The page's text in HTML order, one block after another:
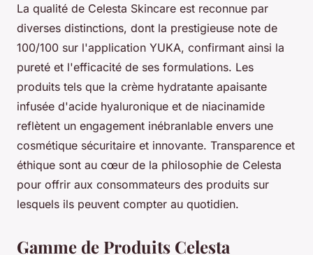
La qualité de Celesta Skincare est reconnue par
diverses distinctions, dont la prestigieuse note de
100/100 sur l'application YUKA, confirmant ainsi la
pureté et l'efficacité de ses formulations. Les
produits tels que la crème hydratante apaisante
infusée d'acide hyaluronique et de niacinamide
reflètent un engagement inébranlable envers une
cosmétique sécuritaire et innovante. Transparence et
éthique sont au cœur de la philosophie de Celesta
pour offrir aux consommateurs des produits sur
lesquels ils peuvent compter au quotidien.
Gamme de Produits Celesta